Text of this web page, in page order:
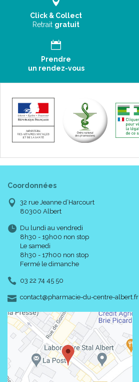
Click & Collect
Retrait gratuit
Prendre
un rendez-vous
Coordonnées
32 rue Jeanne d’Harcourt
80300 Albert
Du lundi au vendredi
8h30 - 19h00 non stop
Le samedi
8h30 - 17h00 non stop
Fermé le dimanche
03 22 74 45 50
contact-
@-
pharmacie-du-centre-albert.fr